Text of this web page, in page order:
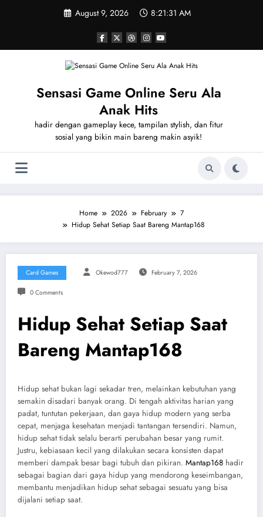
August 9, 2026 8:21:31 AM
Sensasi Game Online Seru Ala
Anak Hits
hadir dengan gameplay kece, tampilan stylish, dan fitur
sosial yang bikin main bareng makin asyik!
Home 2026 February
7
Hidup Sehat Setiap Saat Bareng Mantap168
Card Games Okewod777 February 7, 2026
0 Comments
Hidup Sehat Setiap Saat
Bareng Mantap168
Hidup sehat bukan lagi sekadar tren, melainkan kebutuhan yang
semakin disadari banyak orang. Di tengah aktivitas harian yang
padat, tuntutan pekerjaan, dan gaya hidup modern yang serba
cepat, menjaga kesehatan menjadi tantangan tersendiri. Namun,
hidup sehat tidak selalu berarti perubahan besar yang rumit.
Justru, kebiasaan kecil yang dilakukan secara konsisten dapat
memberi dampak besar bagi tubuh dan pikiran. Mantap168 hadir
sebagai bagian dari gaya hidup yang mendorong keseimbangan,
membantu menjadikan hidup sehat sebagai sesuatu yang bisa
dijalani setiap saat.